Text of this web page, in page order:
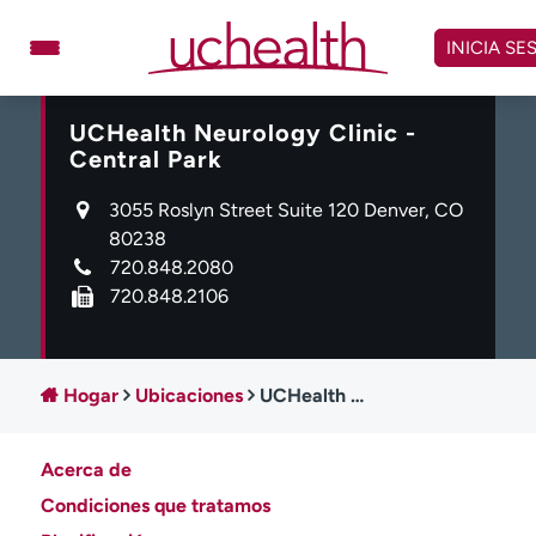
contenido
Médicos
Especialidades
Ubicaciones
Atención de urgencia
Dar
Carreras
Acerca de UCHealth
INICIA
UCHealth Neurology Clinic -
Central Park
3055 Roslyn Street Suite 120 Denver, CO
80238
720.848.2080
720.848.2106
Hogar Ubicaciones UCHealth Neurology Clinic - Central Park
Acerca de
Condiciones que tratamos